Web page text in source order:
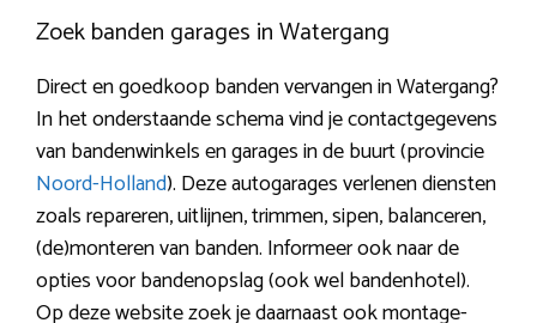
Zoek banden garages in Watergang
Direct en goedkoop banden vervangen in Watergang?
In het onderstaande schema vind je contactgegevens
van bandenwinkels en garages in de buurt (provincie
Noord-Holland). Deze autogarages verlenen diensten
zoals repareren, uitlijnen, trimmen, sipen, balanceren,
(de)monteren van banden. Informeer ook naar de
opties voor bandenopslag (ook wel bandenhotel).
Op deze website zoek je daarnaast ook montage-